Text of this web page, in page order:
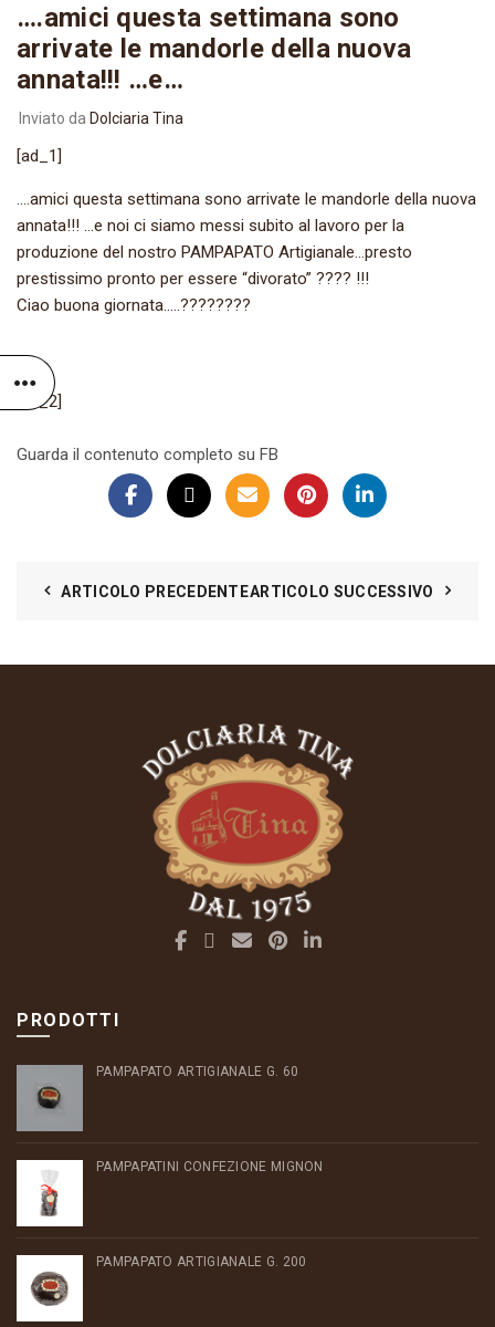
….amici questa settimana sono
arrivate le mandorle della nuova
annata!!! …e…
Inviato da Dolciaria Tina
[ad_1]
….amici questa settimana sono arrivate le mandorle della nuova
annata!!! …e noi ci siamo messi subito al lavoro per la
produzione del nostro PAMPAPATO Artigianale…presto
prestissimo pronto per essere “divorato” ???? !!!
Ciao buona giornata…..????????
[ad_2]
Guarda il contenuto completo su FB
ARTICOLO PRECEDENTEARTICOLO SUCCESSIVO
PRODOTTI
PAMPAPATO ARTIGIANALE G. 60
PAMPAPATINI CONFEZIONE MIGNON
PAMPAPATO ARTIGIANALE G. 200